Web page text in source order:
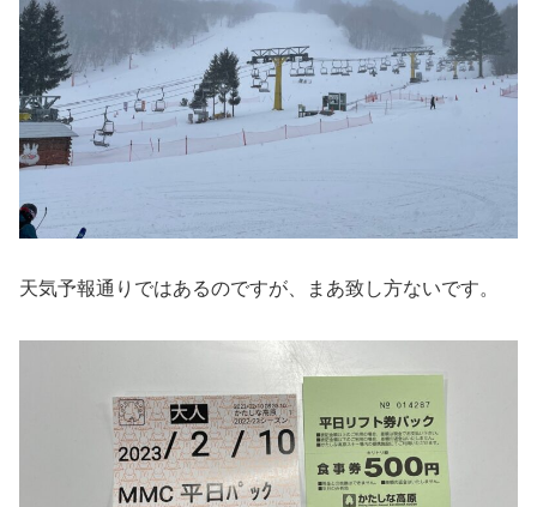
天気予報通りではあるのですが、まあ致し方ないです。